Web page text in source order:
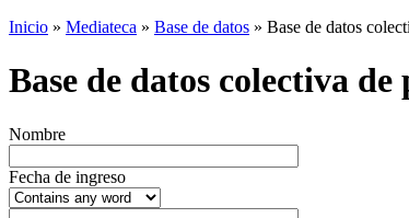
Inicio » Mediateca » Base de datos » Base de datos
Base de datos colectiva
Nombre
Fecha de ingreso